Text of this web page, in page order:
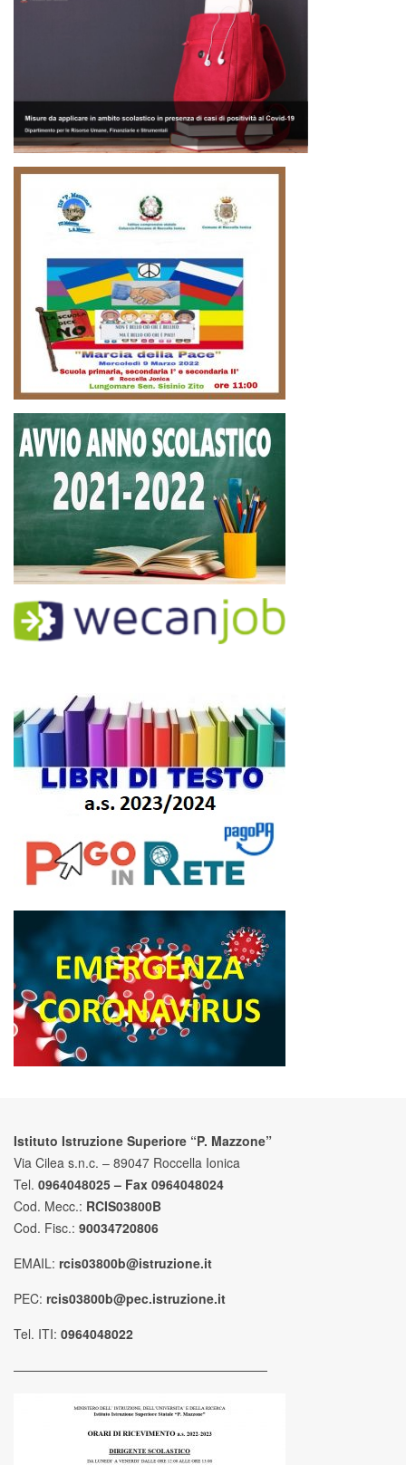
Istituto Istruzione Superiore “P. Mazzone”
Via Cilea s.n.c. – 89047 Roccella Ionica
Tel. 0964048025 – Fax 0964048024
Cod. Mecc.: RCIS03800B
Cod. Fisc.: 90034720806
EMAIL: rcis03800b@istruzione.it
PEC: rcis03800b@pec.istruzione.it
Tel. ITI: 0964048022
————————————————————